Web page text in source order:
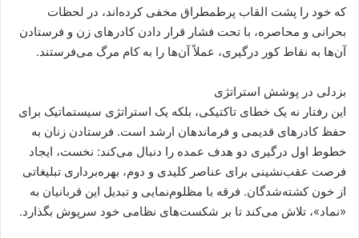
که خود را پشت القاب پرطمطراق مخفی کرده‌اند، در لحظات
بحرانی و محاصره، با تحت فشار قرار دادن کادرهای زن و فرستادن
آن‌ها به نقاط کور درگیری، عملاً آن‌ها را به کام مرگ می‌فرستند.
بزدلی در پوشش استراتژی
این رفتار نه یک خطای تاکتیکی، بلکه یک استراتژی سیستماتیک برای
حفظ کادرهای قدیمی و فرماندهان ارشد است. فرستادن زنان به
خطوط اول درگیری دو هدف عمده را دنبال می‌کند: نخست، ایجاد
فرصت عقب‌نشینی برای عناصر کلیدی و دوم، بهره‌برداری تبلیغاتی
از خون کشته‌شدگان. فرقه با مظلوم‌نمایی و تبدیل این قربانیان به
«نماد»، تلاش می‌کند تا بر شکست‌های نظامی خود سرپوش بگذارد.